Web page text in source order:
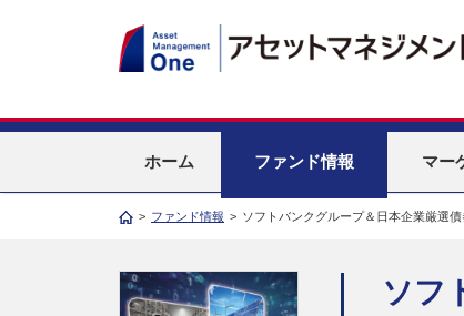
ホーム ファンド情報 マー
> ファンド情報 > ソフトバンクグループ＆日本企業厳選
ソフ